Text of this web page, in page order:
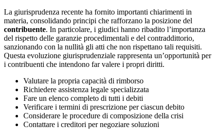
La giurisprudenza recente ha fornito importanti chiarimenti in
materia, consolidando principi che rafforzano la posizione del
contribuente. In particolare, i giudici hanno ribadito l’importanza
del rispetto delle garanzie procedimentali e del contraddittorio,
sanzionando con la nullità gli atti che non rispettano tali requisiti.
Questa evoluzione giurisprudenziale rappresenta un’opportunità per
i contribuenti che intendono far valere i propri diritti.
Valutare la propria capacità di rimborso
Richiedere assistenza legale specializzata
Fare un elenco completo di tutti i debiti
Verificare i termini di prescrizione per ciascun debito
Considerare le procedure di composizione della crisi
Contattare i creditori per negoziare soluzioni